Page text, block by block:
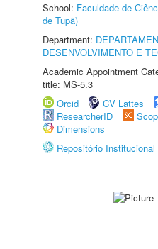
School: Faculdade de
de Tupã)
Department:
DESENVOLVIMENTO E
Academic Appointment
title: MS-5.3
Orcid
CV Lattes
ResearcherID
Dimensions
Repositório Institucional